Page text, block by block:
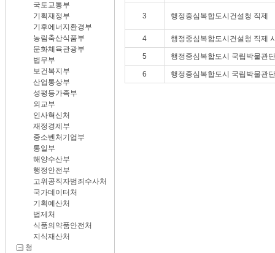
국토교통부
기획재정부
기후에너지환경부
농림축산식품부
문화체육관광부
법무부
보건복지부
산업통상부
성평등가족부
외교부
인사혁신처
재정경제부
중소벤처기업부
통일부
해양수산부
행정안전부
고위공직자범죄수사처
국가데이터처
기획예산처
법제처
식품의약품안전처
지식재산처
청
3 행정중심복합도시건설청 직제
4 행정중심복합도시건설청 직제
5 행정중심복합도시 국립박물관
6 행정중심복합도시 국립박물관